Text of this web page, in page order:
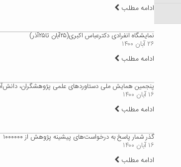
ادامه مطلب
نمایشگاه انفرادی دکترعباس اکبری(۲۵آبان تا۲۵آذر)
۲۶ آبان ۱۴۰۰
ادامه مطلب
پنجمین همایش ملی دستاوردهای علمی پژوهشگران،
۱۶ آبان ۱۴۰۰
ادامه مطلب
گذر شمار پاسخ به درخواست‌های پیشینه پژوهش از ۱۰۰۰۰۰۰
۱۶ آبان ۱۴۰۰
ادامه مطلب